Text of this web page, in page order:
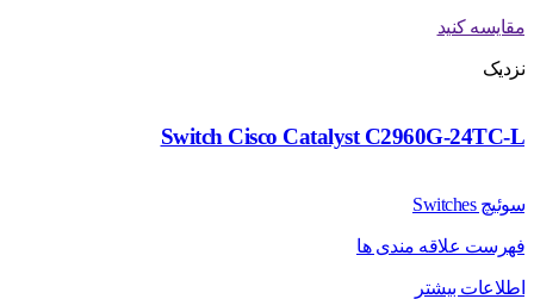
مقایسه کنید
نزدیک
Switch Cisco Catalyst C2960G-24TC-L
سوئیچ Switches
فهرست علاقه مندی ها
اطلاعات بیشتر